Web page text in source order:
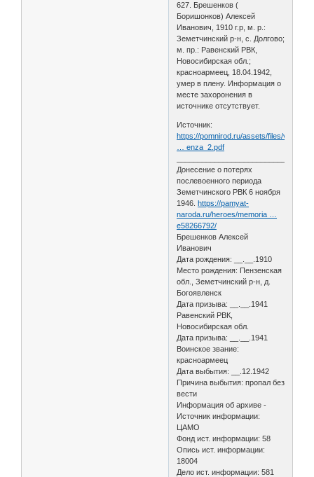
627. Брешенков (
Боришонков) Алексей
Иванович, 1910 г.р, м. р.:
Земетчинский р-н, с. Долгово;
м. пр.: Равенский РВК,
Новосибирская обл.;
красноармеец, 18.04.1942,
умер в плену. Информация о
месте захоронения в
источнике отсутствует.
Источник:
https://pomnirod.ru/assets/files/voina/
… enza_2.pdf
Донесение о потерях
послевоенного периода
Земетчинского РВК 6 ноября
1946.https://pamyat-
naroda.ru/heroes/memoria …
e58266792/
Брешенков Алексей
Иванович
Дата рождения: __.__.1910
Место рождения: Пензенская
обл., Земетчинский р-н, д.
Богоявленск
Дата призыва: __.__.1941
Равенский РВК,
Новосибирская обл.
Дата призыва: __.__.1941
Воинское звание:
красноармеец
Дата выбытия: __.12.1942
Причина выбытия: пропал без
вести
Информация об архиве -
Источник информации:
ЦАМО
Фонд ист. информации: 58
Опись ист. информации:
18004
Дело ист. информации: 581